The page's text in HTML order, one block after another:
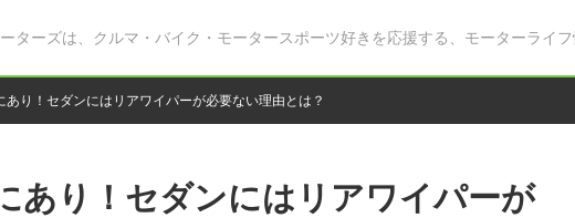
ターズは、クルマ・バイク・モータースポーツ好きを応援する、モーターライフ
あり！セダンにはリアワイパーが必要ない理由とは？
あり！セダンにはリアワイパーが